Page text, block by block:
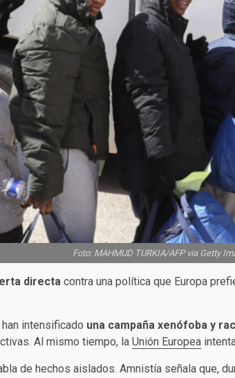
Foto: MAHMUD TURKIA/AFP via Getty
directa contra una política que Europa
intensificado una campaña xenófoba y
Al mismo tiempo, la Unión Europea
de hechos aislados. Amnistía señala que,